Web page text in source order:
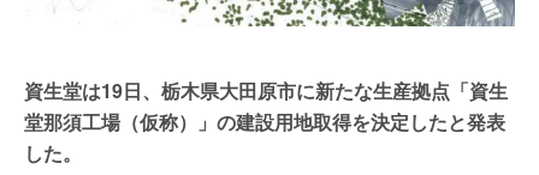
資生堂は19日、栃木県大田原市に新たな生産拠点「資生
堂那須工場（仮称）」の建設用地取得を決定したと発表
した。